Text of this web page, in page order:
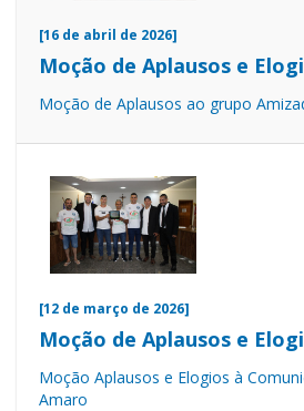
[16 de abril de 2026]
Moção de Aplausos e
Moção de Aplausos ao grupo
[12 de março de 2026]
Moção de Aplausos e
Moção Aplausos e Elogios à
Amaro